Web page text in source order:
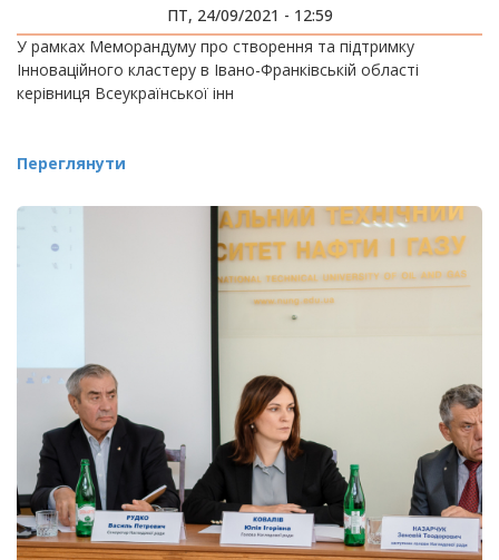
ПТ, 24/09/2021 - 12:59
У рамках Меморандуму про створення та підтримку
Інноваційного кластеру в Івано-Франківській області
керівниця Всеукраїнської інн
Переглянути